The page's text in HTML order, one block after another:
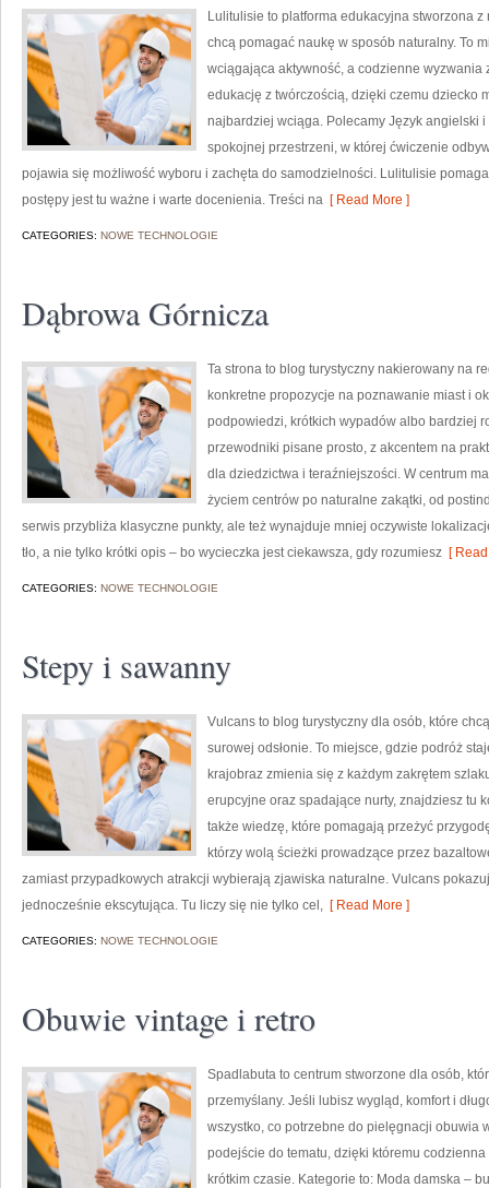
Lulitulisie to platforma edukacyjna stworzona
chcą pomagać naukę w sposób naturalny. To
wciągająca aktywność, a codzienne wyzwania
edukację z twórczością, dzięki czemu dziecko
najbardziej wciąga. Polecamy Język angielski
spokojnej przestrzeni, w której ćwiczenie
pojawia się możliwość wyboru i zachęta do samodzielności. Lulitulisie
postępy jest tu ważne i warte docenienia. Treści na [ Read More ]
CATEGORIES: NOWE TECHNOLOGIE
Dąbrowa Górnicza
Ta strona to blog turystyczny nakierowany na
konkretne propozycje na poznawanie miast i
podpowiedzi, krótkich wypadów albo bardziej
przewodniki pisane prosto, z akcentem na
dla dziedzictwa i teraźniejszości. W centrum
życiem centrów po naturalne zakątki, od
serwis przybliża klasyczne punkty, ale też wynajduje mniej oczywiste
tło, a nie tylko krótki opis – bo wycieczka jest ciekawsza, gdy rozumiesz [
CATEGORIES: NOWE TECHNOLOGIE
Stepy i sawanny
Vulcans to blog turystyczny dla osób, które
surowej odsłonie. To miejsce, gdzie podróż
krajobraz zmienia się z każdym zakrętem
erupcyjne oraz spadające nurty, znajdziesz tu
także wiedzę, które pomagają przeżyć
którzy wolą ścieżki prowadzące przez
zamiast przypadkowych atrakcji wybierają zjawiska naturalne. Vulcans
jednocześnie ekscytująca. Tu liczy się nie tylko cel, [ Read More ]
CATEGORIES: NOWE TECHNOLOGIE
Obuwie vintage i retro
Spadlabuta to centrum stworzone dla osób,
przemyślany. Jeśli lubisz wygląd, komfort i
wszystko, co potrzebne do pielęgnacji obuwia
podejście do tematu, dzięki któremu
krótkim czasie. Kategorie to: Moda damska –